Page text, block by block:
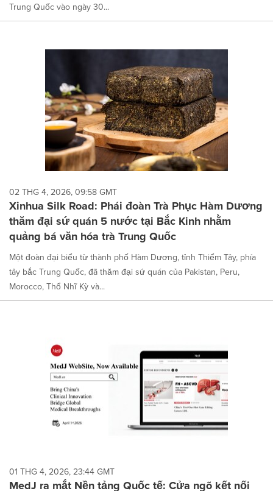
Trung Quốc vào ngày 30...
02 THG 4, 2026, 09:58 GMT
Xinhua Silk Road: Phái đoàn Trà Phục Hàm Dương
thăm đại sứ quán 5 nước tại Bắc Kinh nhằm
quảng bá văn hóa trà Trung Quốc
Một đoàn đại biểu từ thành phố Hàm Dương, tỉnh Thiểm Tây, phía
tây bắc Trung Quốc, đã thăm đại sứ quán của Pakistan, Peru,
Morocco, Thổ Nhĩ Kỳ và...
01 THG 4, 2026, 23:44 GMT
MedJ ra mắt Nền tảng Quốc tế: Cửa ngõ kết nối